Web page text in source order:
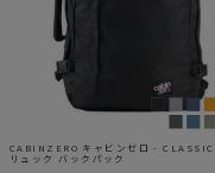
CABINZERO キャビンゼロ - CLASSIC
リュック バックパック